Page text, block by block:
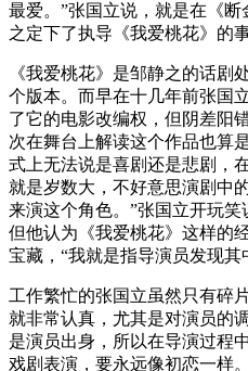
最爱。”张国立说，就是在《
之定下了执导《我爱桃花》的事
《我爱桃花》是邹静之的话剧
个版本。而早在十几年前张国
了它的电影改编权，但阴差阳
次在舞台上解读这个作品也算
式上无法说是喜剧还是悲剧，
就是岁数大，不好意思演剧中
来演这个角色。”张国立开玩笑
但他认为《我爱桃花》这样的
宝藏，“我就是指导演员发现其
工作繁忙的张国立虽然只有碎
就非常认真，尤其是对演员的
是演员出身，所以在导演过程
戏剧表演，要永远像初恋一样